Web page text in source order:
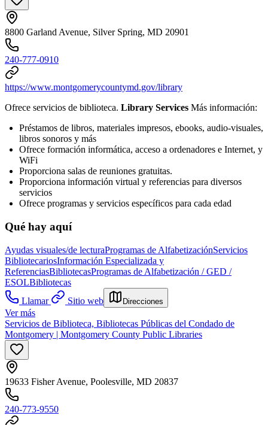
8800 Garland Avenue, Silver Spring, MD 20901
240-777-0910
https://www.montgomerycountymd.gov/library
Ofrece servicios de biblioteca. Library Services Más información:
Préstamos de libros, materiales impresos, ebooks, audio-visuales,
libros sonoros y más
Ofrece formación informática, acceso a ordenadores e Internet, y
WiFi
Proporciona salas de reuniones gratuitas.
Proporciona información virtual y referencias para diversos
servicios
Ofrece programas y servicios específicos para cada edad
Qué hay aquí
Ayudas visuales/de lecturaProgramas de AlfabetizaciónServicios
BibliotecariosInformación Especializada y
ReferenciasBibliotecasProgramas de Alfabetización / GED /
ESOLBibliotecas
Llamar
Sitio web Direcciones
Ver más
Servicios de Biblioteca, Bibliotecas Públicas del Condado de
Montgomery | Montgomery County Public Libraries
19633 Fisher Avenue, Poolesville, MD 20837
240-773-9550